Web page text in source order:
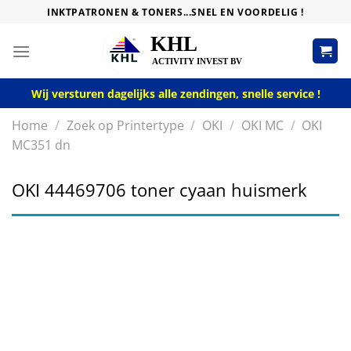
content
INKTPATRONEN & TONERS...SNEL EN VOORDELIG !
Wij versturen dagelijks alle zendingen, snelle service !
Home / Zoek op Printertype / OKI / OKI MC / OKI
MC351 dn
OKI 44469706 toner cyaan huismerk